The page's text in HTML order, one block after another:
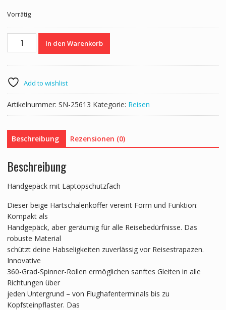
CHF 114.00CHF 92.00.
Vorrätig
Reisekoffer
Hartschalenkoffer
LIMMA
Grösse
M
beige
In den Warenkorb
Add to wishlist
Artikelnummer: SN-25613 Kategorie: Reisen
Beschreibung Rezensionen (0)
Beschreibung
Handgepäck mit Laptopschutzfach
Dieser beige Hartschalenkoffer vereint Form und Funktion:
Kompakt als
Handgepäck, aber geräumig für alle Reisebedürfnisse. Das
robuste Material
schützt deine Habseligkeiten zuverlässig vor Reisestrapazen.
Innovative
360-Grad-Spinner-Rollen ermöglichen sanftes Gleiten in alle
Richtungen über
jeden Untergrund – von Flughafenterminals bis zu
Kopfsteinpflaster. Das